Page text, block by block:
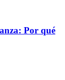
Por qué